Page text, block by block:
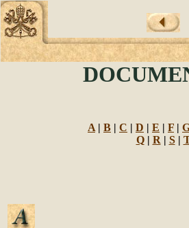
A | B | C | D | E | F |
Q| R | S|